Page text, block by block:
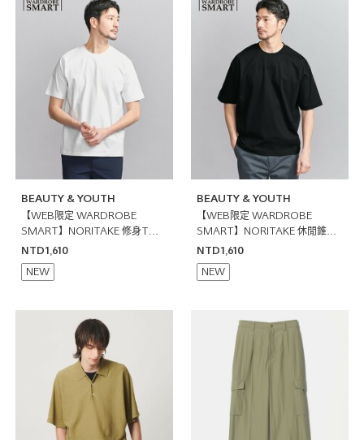
BEAUTY & YOUTH
【WEB限定 WARDROBE
SMART】NORITAKE 修身T恤
日本製
NTD1,610
NEW
BEAUTY & YOUTH
【WEB限定 WARDROBE
SMART】NORITAKE 休閒錐形
T恤 日本製
NTD1,610
NEW